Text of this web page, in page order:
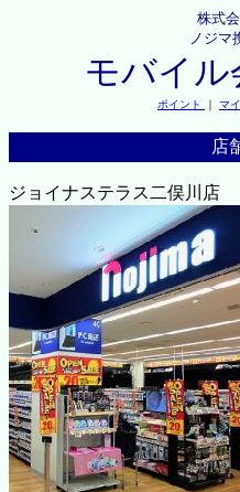
株式
ノジマ
モバイル
ポイント ｜ マ
店
ジョイナステラス二俣川店